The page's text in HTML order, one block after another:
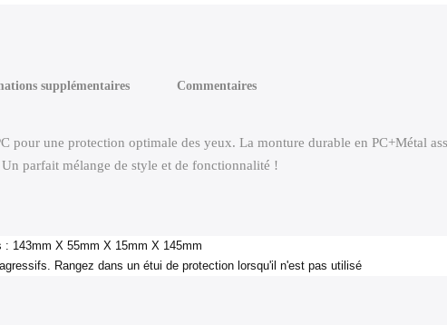
supplémentaires Commentaires
pour une protection optimale des yeux. La monture durable en PC+Métal
parfait mélange de style et de fonctionnalité !
: 143mm X 55mm X 15mm X 145mm
Rangez dans un étui de protection lorsqu'il n'est pas utilisé